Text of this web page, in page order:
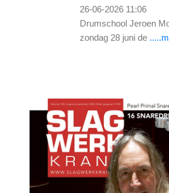
26-06-2026 11:06
Drumschool Jeroen
zondag 28 juni de